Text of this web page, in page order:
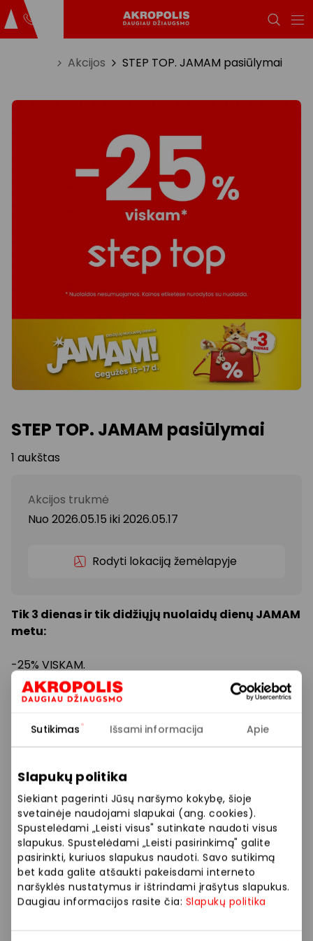
Sutikimas Išsami informacija Apie
Slapukų politika
Siekiant pagerinti Jūsų naršymo kokybę, šioje
svetainėje naudojami slapukai (ang. cookies).
Spustelėdami „Leisti visus" sutinkate naudoti visus
slapukus. Spustelėdami „Leisti pasirinkimą" galite
pasirinkti, kuriuos slapukus naudoti. Savo sutikimą
bet kada galite atšaukti pakeisdami interneto
naršyklės nustatymus ir ištrindami įrašytus slapukus.
Daugiau informacijos rasite čia: Slapukų politika
Akcijos STEP TOP. JAMAM pasiūlymai
STEP TOP. JAMAM pasiūlymai
1 aukštas
Akcijos trukmė
Nuo 2026.05.15 iki 2026.05.17
Rodyti lokaciją žemėlapyje
Tik 3 dienas ir tik didžiųjų nuolaidų dienų JAMAM
metu:
-25% VISKAM.
Nuolaidos nesumuojamos. Kainos etiketėse
veikiančios parduotuvės ir paslaugų teikėjai
savarankiškai nustato taikomas nuolaidas, jų
dydžius bei kitas aktualias sąlygas.
Stengiamės kuo tiksliau pateikti aktualią
informaciją, tačiau, jei kyla neatitikimų tarp mūsų
tinklalapyje pateiktos informacijos ir faktinės
informacijos parduotuvėje ar paslaugų teikimo
vietoje, visada vadovaukitės tuo, kas nurodyta
konkrečioje parduotuvėje ar paslaugų teikimo